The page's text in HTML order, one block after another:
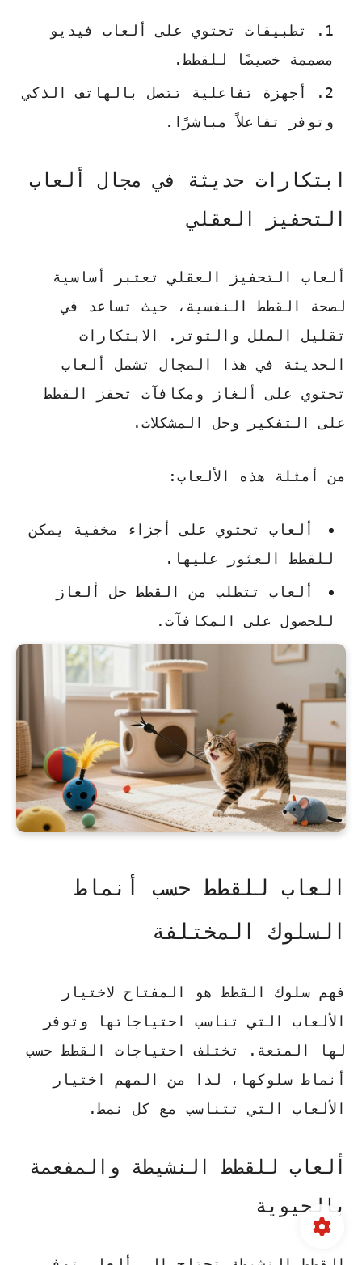
تطبيقات تحتوي على ألعاب فيديو
مصممة خصيصًا للقطط.
أجهزة تفاعلية تتصل بالهاتف الذكي
وتوفر تفاعلاً مباشرًا.
ابتكارات حديثة في مجال ألعاب
التحفيز العقلي
ألعاب التحفيز العقلي تعتبر أساسية
لصحة القطط النفسية، حيث تساعد في
تقليل الملل والتوتر. الابتكارات
الحديثة في هذا المجال تشمل ألعاب
تحتوي على ألغاز ومكافآت تحفز القطط
على التفكير وحل المشكلات.
من أمثلة هذه الألعاب:
ألعاب تحتوي على أجزاء مخفية يمكن
للقطط العثور عليها.
ألعاب تتطلب من القطط حل ألغاز
للحصول على المكافآت.
العاب للقطط حسب أنماط
السلوك المختلفة
فهم سلوك القطط هو المفتاح لاختيار
الألعاب التي تناسب احتياجاتها وتوفر
لها المتعة. تختلف احتياجات القطط حسب
أنماط سلوكها، لذا من المهم اختيار
الألعاب التي تتناسب مع كل نمط.
ألعاب للقطط النشيطة والمفعمة
بالحيوية